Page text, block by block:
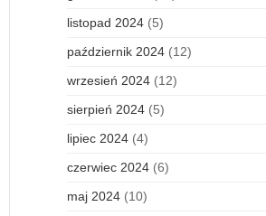
listopad 2024 (5)
październik 2024 (12)
wrzesień 2024 (12)
sierpień 2024 (5)
lipiec 2024 (4)
czerwiec 2024 (6)
maj 2024 (10)